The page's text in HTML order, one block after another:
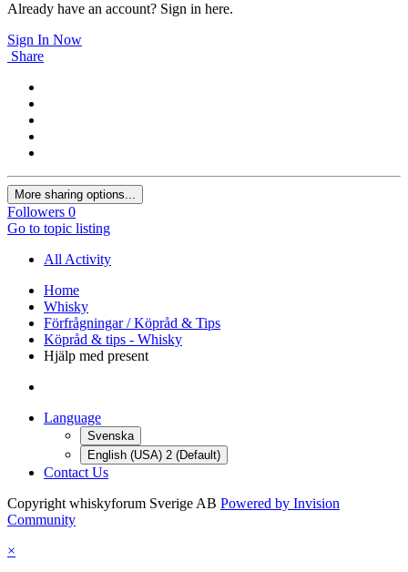
Already have an account? Sign in here.
Sign In Now
Share
More sharing options...
Followers 0
Go to topic listing
All Activity
Home
Whisky
Förfrågningar / Köpråd & Tips
Köpråd & tips - Whisky
Hjälp med present
Language
Svenska
English (USA) 2 (Default)
Contact Us
Copyright whiskyforum Sverige AB Powered by Invision
Community
×